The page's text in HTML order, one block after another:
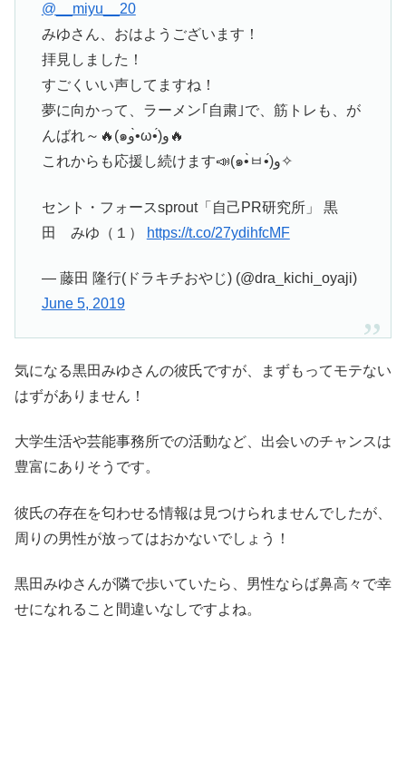
@__miyu__20
みゆさん、おはようございます！
拝見しました！
すごくいい声してますね！
夢に向かって、ラーメン｢自粛｣で、筋トレも、が
んばれ～🔥(๑و•̀ω•́)و🔥
これからも応援し続けます📣(๑•̀ㅂ•́)و✧
セント・フォースsprout「自己PR研究所」 黒
田 みゆ（１）
https://t.co/27ydihfcMF
— 藤田 隆行(ドラキチおやじ) (@dra_kichi_oyaji)
June 5, 2019
気になる黒田みゆさんの彼氏ですが、まずもってモテない
はずがありません！
大学生活や芸能事務所での活動など、出会いのチャンスは
豊富にありそうです。
彼氏の存在を匂わせる情報は見つけられませんでしたが、
周りの男性が放ってはおかないでしょう！
黒田みゆさんが隣で歩いていたら、男性ならば鼻高々で幸
せになれること間違いなしですよね。